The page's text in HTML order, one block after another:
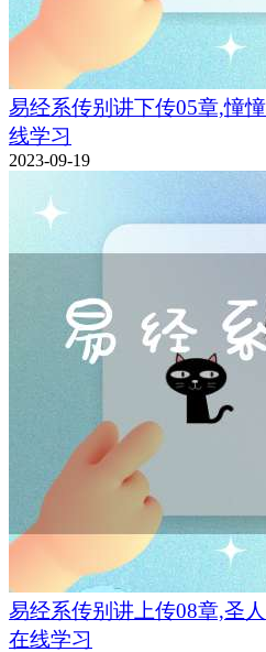
易经系传别讲下传05章,憧
线学习
2023-09-19
易经系传别讲上传08章,圣
在线学习